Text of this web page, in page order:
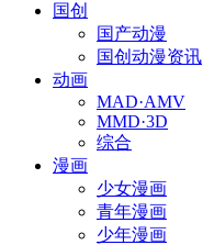
国创
国产动漫
国创动漫资讯
动画
MAD·AMV
MMD·3D
综合
漫画
少女漫画
青年漫画
少年漫画